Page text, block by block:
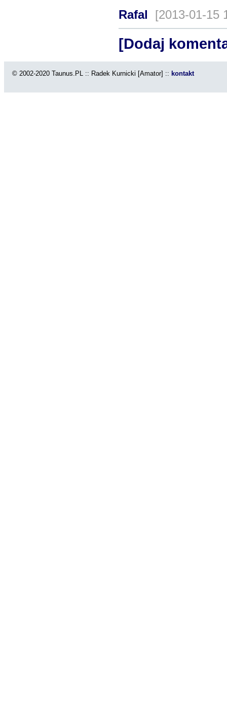
Rafal [2013-01-
[Dodaj
© 2002-2020 Taunus.PL :: Radek Kurnicki [Amator] :: kontakt